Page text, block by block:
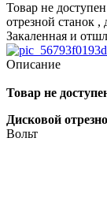
Товар не
отрезной станок
Закаленная и
Описание
Товар не
Дисковой
Вольт